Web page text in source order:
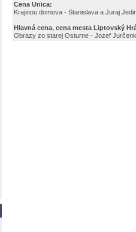
Cena Unica:
Krajinou domova - Stanislava a Juraj
Hlavná cena, cena mesta Liptovský
Obrazy zo starej Osturne - Jozef